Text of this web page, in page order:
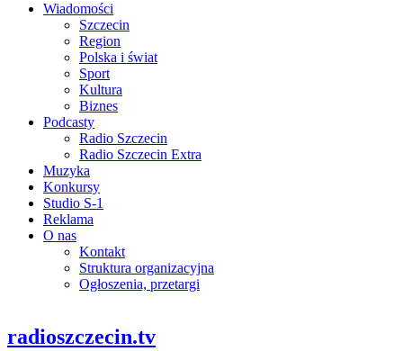
Wiadomości
Szczecin
Region
Polska i świat
Sport
Kultura
Biznes
Podcasty
Radio Szczecin
Radio Szczecin Extra
Muzyka
Konkursy
Studio S-1
Reklama
O nas
Kontakt
Struktura organizacyjna
Ogłoszenia, przetargi
radioszczecin.tv